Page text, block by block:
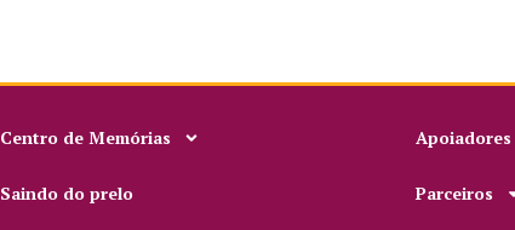
Centro de Memórias
Saindo do prelo
Apoiadores
Parceiros